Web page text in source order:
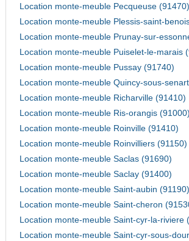
Location monte-meuble Pecqueuse (91470)
Location monte-meuble Plessis-saint-
Location monte-meuble Prunay-sur-
Location monte-meuble Puiselet-le-marais
Location monte-meuble Pussay (91740)
Location monte-meuble Quincy-sous-
Location monte-meuble Richarville (91410)
Location monte-meuble Ris-orangis (91000)
Location monte-meuble Roinville (91410)
Location monte-meuble Roinvilliers (91150)
Location monte-meuble Saclas (91690)
Location monte-meuble Saclay (91400)
Location monte-meuble Saint-aubin (91190)
Location monte-meuble Saint-cheron
Location monte-meuble Saint-cyr-la-riviere
Location monte-meuble Saint-cyr-sous-